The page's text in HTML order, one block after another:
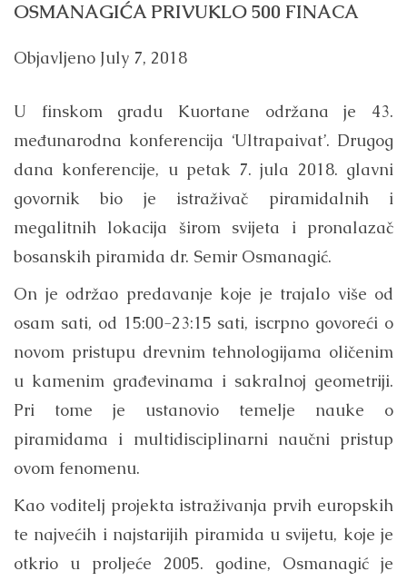
OSMANAGIĆA PRIVUKLO 500 FINACA
Objavljeno July 7, 2018
U finskom gradu Kuortane održana je 43.
međunarodna konferencija ‘Ultrapaivat’. Drugog
dana konferencije, u petak 7. jula 2018. glavni
govornik bio je istraživač piramidalnih i
megalitnih lokacija širom svijeta i pronalazač
bosanskih piramida dr. Semir Osmanagić.
On je održao predavanje koje je trajalo više od
osam sati, od 15:00-23:15 sati, iscrpno govoreći o
novom pristupu drevnim tehnologijama oličenim
u kamenim građevinama i sakralnoj geometriji.
Pri tome je ustanovio temelje nauke o
piramidama i multidisciplinarni naučni pristup
ovom fenomenu.
Kao voditelj projekta istraživanja prvih europskih
te najvećih i najstarijih piramida u svijetu, koje je
otkrio u proljeće 2005. godine, Osmanagić je